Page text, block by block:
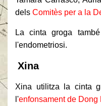
dels Comitès per a la
La cinta groga
l'endometriosi.
Xina
Xina utilitza la cinta
l'enfonsament de Dong